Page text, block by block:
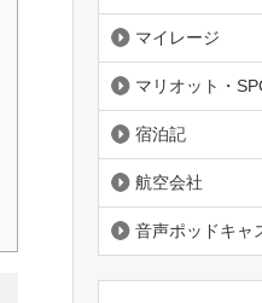
マイレージ
マリオット・
宿泊記
航空会社
音声ポッドキャ